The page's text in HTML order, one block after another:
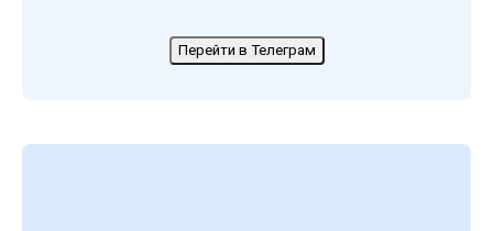
Перейти в Телеграм